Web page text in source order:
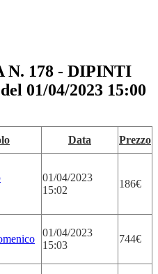
N. 178 - DIPINTI
01/04/2023 15:00
Data Prezzo
01/04/2023
15:02
186€
01/04/2023
15:03
744€